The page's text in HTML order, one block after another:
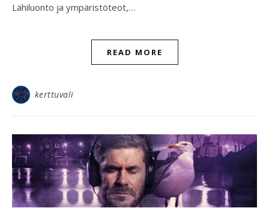
Lähiluonto ja ympäristöteot,…
READ MORE
kerttuvali